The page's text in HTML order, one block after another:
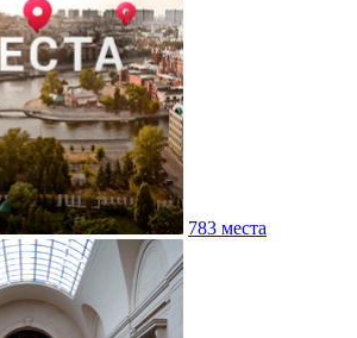
783 места